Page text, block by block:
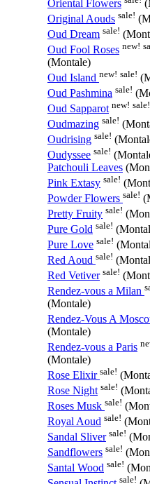
Oriental Flowers
Original Aouds sale!
Oud Dream sale!
Oud Fool Roses new!
(Montale)
Oud Island new! sale!
Oud Pashmina sale!
Oud Sapparot new! sale!
Oudmazing sale!
Oudrising sale!
Oudyssee sale!
Patchouli Leaves
Pink Extasy sale!
Powder Flowers sale!
Pretty Fruity sale!
Pure Gold sale!
Pure Love sale!
Red Aoud sale!
Red Vetiver sale!
Rendez-vous a Milan
(Montale)
Rendez-Vous A
(Montale)
Rendez-vous a Paris
(Montale)
Rose Elixir sale!
Rose Night sale!
Roses Musk sale!
Royal Aoud sale!
Sandal Sliver sale!
Sandflowers sale!
Santal Wood sale!
sale!